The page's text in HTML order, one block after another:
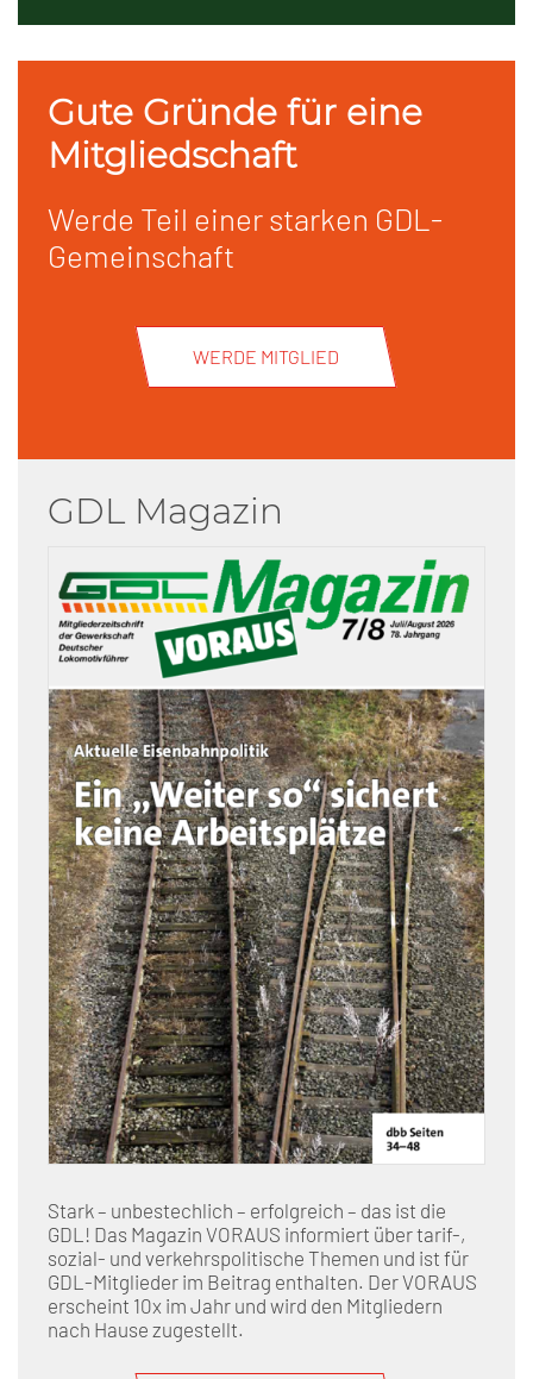
Gute Gründe für eine
Mitgliedschaft
Werde Teil einer starken GDL-
Gemeinschaft
WERDE MITGLIED
GDL Magazin
Stark – unbestechlich – erfolgreich – das ist die
GDL! Das Magazin VORAUS informiert über tarif-,
sozial- und verkehrspolitische Themen und ist für
GDL-Mitglieder im Beitrag enthalten. Der VORAUS
erscheint 10x im Jahr und wird den Mitgliedern
nach Hause zugestellt.